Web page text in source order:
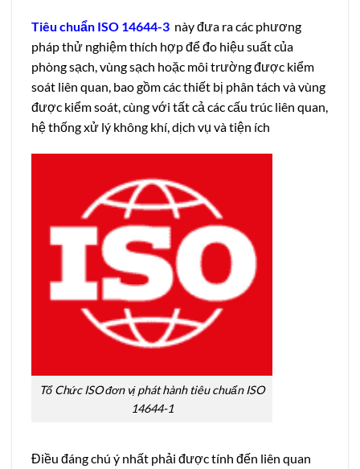
Tiêu chuẩn ISO 14644-3 này đưa ra các phương
pháp thử nghiệm thích hợp để đo hiệu suất của
phòng sạch, vùng sạch hoặc môi trường được kiểm
soát liên quan, bao gồm các thiết bị phân tách và vùng
được kiểm soát, cùng với tất cả các cấu trúc liên quan,
hệ thống xử lý không khí, dịch vụ và tiện ích
Tổ Chức ISO đơn vị phát hành tiêu chuẩn ISO
14644-1
Điều đáng chú ý nhất phải được tính đến liên quan